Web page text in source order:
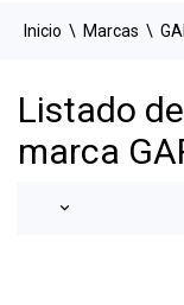
Inicio Marcas
Listado
marca
keyboard_arrow_down